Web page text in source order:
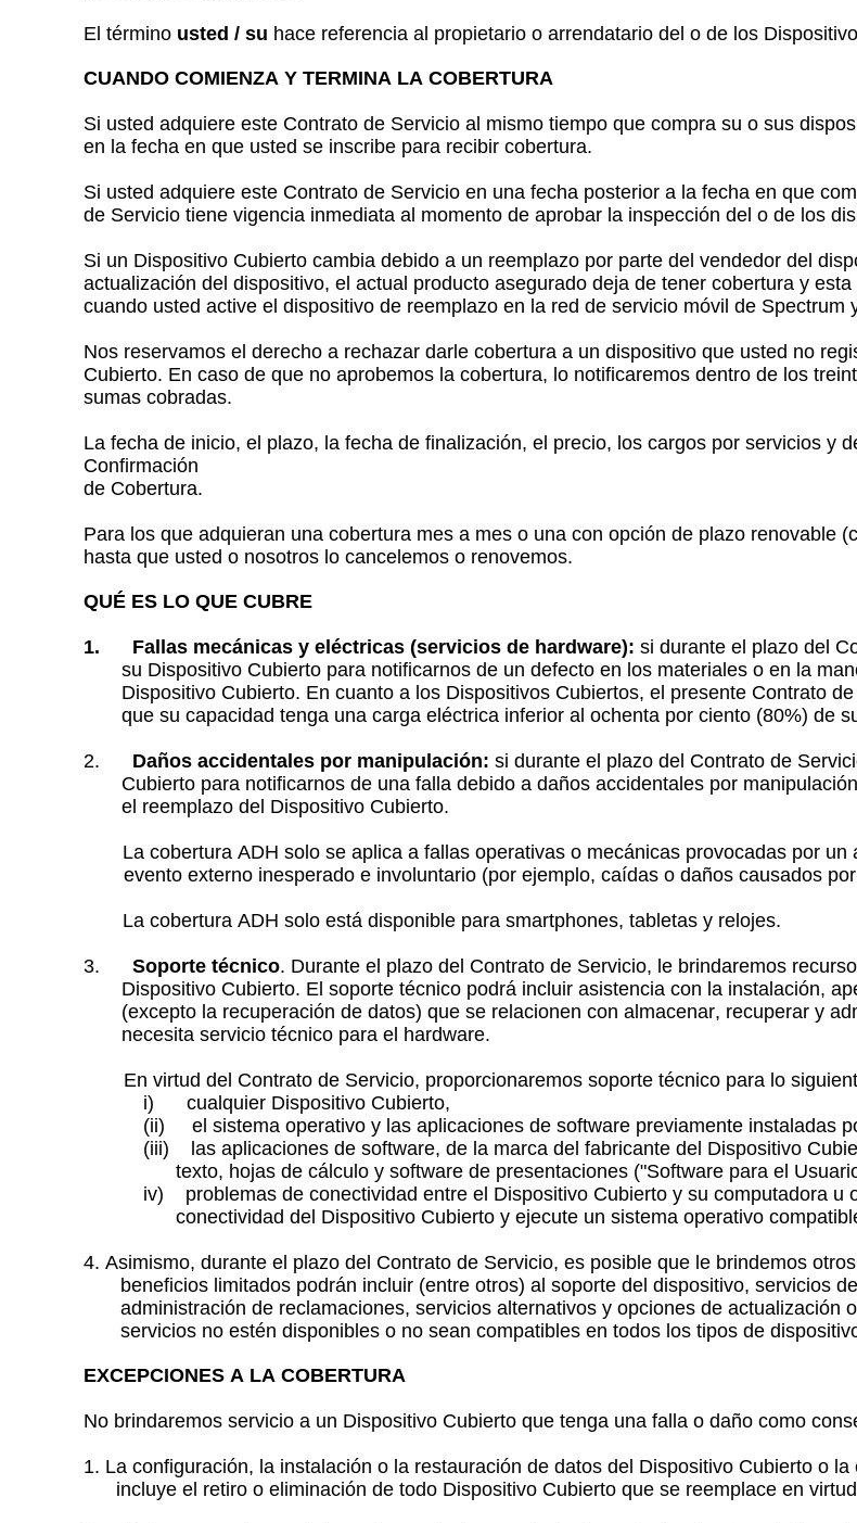
El término usted / su hace referencia al propietario o arrendatario del o de los
CUANDO COMIENZA Y TERMINA LA COBERTURA
Si usted adquiere este Contrato de Servicio al mismo tiempo que compra su o sus
en la fecha en que usted se inscribe para recibir cobertura.
Si usted adquiere este Contrato de Servicio en una fecha posterior a la fecha en que
de Servicio tiene vigencia inmediata al momento de aprobar la inspección del o de los
Si un Dispositivo Cubierto cambia debido a un reemplazo por parte del vendedor del
actualización del dispositivo, el actual producto asegurado deja de tener cobertura y
cuando usted active el dispositivo de reemplazo en la red de servicio móvil de
Nos reservamos el derecho a rechazar darle cobertura a un dispositivo que usted no
Cubierto. En caso de que no aprobemos la cobertura, lo notificaremos dentro de los
sumas cobradas.
La fecha de inicio, el plazo, la fecha de finalización, el precio, los cargos por servicios y
Confirmación
de Cobertura.
Para los que adquieran una cobertura mes a mes o una con opción de plazo renovable
hasta que usted o nosotros lo cancelemos o renovemos.
QUÉ ES LO QUE CUBRE
1. Fallas mecánicas y eléctricas (servicios de hardware): si durante el plazo del
su Dispositivo Cubierto para notificarnos de un defecto en los materiales o en la
Dispositivo Cubierto. En cuanto a los Dispositivos Cubiertos, el presente Contrato
que su capacidad tenga una carga eléctrica inferior al ochenta por ciento (80%) de
2. Daños accidentales por manipulación: si durante el plazo del Contrato de
Cubierto para notificarnos de una falla debido a daños accidentales por
el reemplazo del Dispositivo Cubierto.
La cobertura ADH solo se aplica a fallas operativas o mecánicas provocadas por
evento externo inesperado e involuntario (por ejemplo, caídas o daños causados
La cobertura ADH solo está disponible para smartphones, tabletas y relojes.
3. Soporte técnico. Durante el plazo del Contrato de Servicio, le brindaremos
Dispositivo Cubierto. El soporte técnico podrá incluir asistencia con la instalación,
(excepto la recuperación de datos) que se relacionen con almacenar, recuperar y
necesita servicio técnico para el hardware.
En virtud del Contrato de Servicio, proporcionaremos soporte técnico para lo
i) cualquier Dispositivo Cubierto,
(ii) el sistema operativo y las aplicaciones de software previamente instaladas
(iii) las aplicaciones de software, de la marca del fabricante del Dispositivo
texto, hojas de cálculo y software de presentaciones ("Software para el
iv) problemas de conectividad entre el Dispositivo Cubierto y su computadora u
conectividad del Dispositivo Cubierto y ejecute un sistema operativo
4. Asimismo, durante el plazo del Contrato de Servicio, es posible que le brindemos
beneficios limitados podrán incluir (entre otros) al soporte del dispositivo, servicios
administración de reclamaciones, servicios alternativos y opciones de
servicios no estén disponibles o no sean compatibles en todos los tipos de
EXCEPCIONES A LA COBERTURA
No brindaremos servicio a un Dispositivo Cubierto que tenga una falla o daño como
1. La configuración, la instalación o la restauración de datos del Dispositivo Cubierto o
incluye el retiro o eliminación de todo Dispositivo Cubierto que se reemplace en